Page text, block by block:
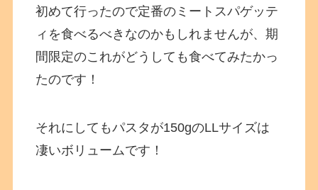
初めて行ったので定番のミートスパゲッテ
ィを食べるべきなのかもしれませんが、期
間限定のこれがどうしても食べてみたかっ
たのです！
それにしてもパスタが150gのLLサイズは
凄いボリュームです！